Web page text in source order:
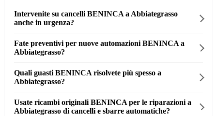
Intervenite su cancelli BENINCA a Abbiategrasso
anche in urgenza?
Fate preventivi per nuove automazioni BENINCA a
Abbiategrasso?
Quali guasti BENINCA risolvete più spesso a
Abbiategrasso?
Usate ricambi originali BENINCA per le riparazioni a
Abbiategrasso di cancelli e sbarre automatiche?